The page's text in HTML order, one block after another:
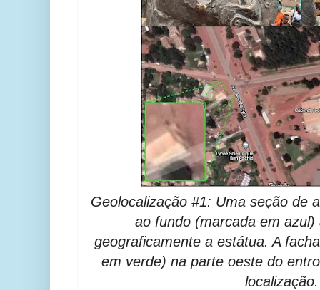
Geolocalização #1: Uma seção de
ao fundo (marcada em azul)
geograficamente a estátua. A
em verde) na parte oeste do
localização.